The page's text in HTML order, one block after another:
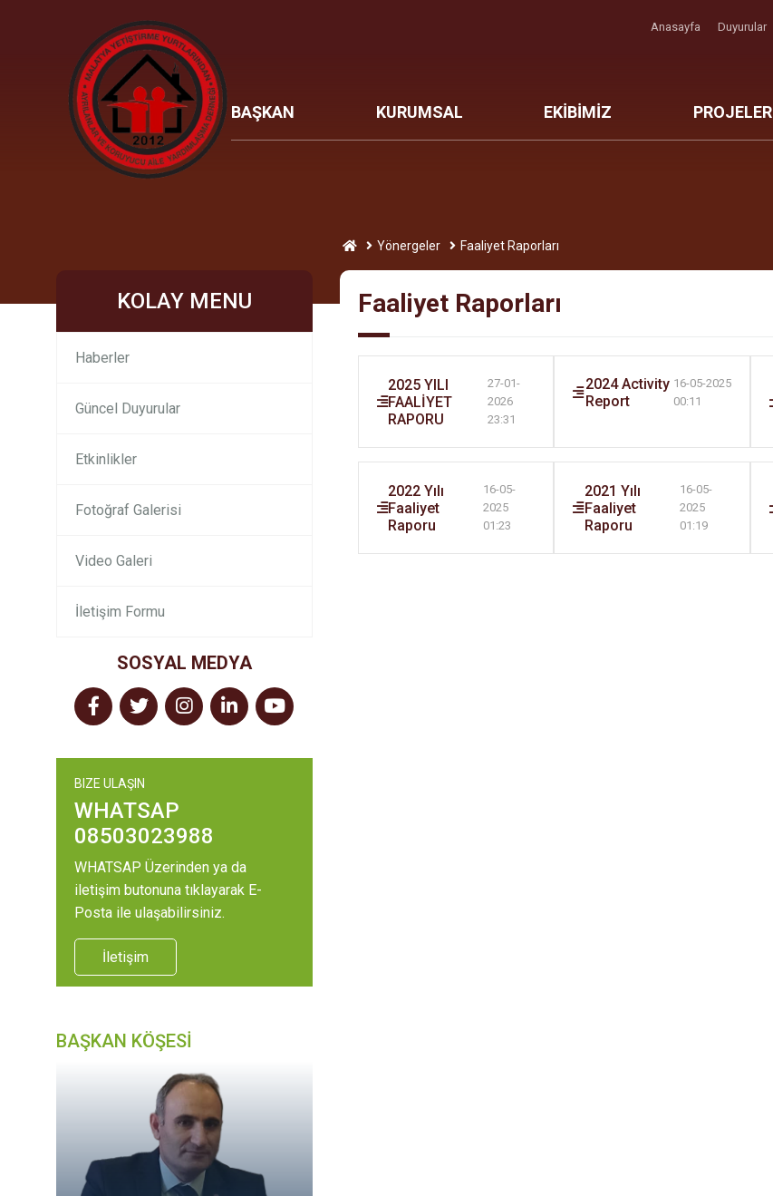
Anasayfa Duyurular
BAŞKAN KURUMSAL EKİBİMİZ PROJELER
Yönergeler Faaliyet Raporları
KOLAY MENU
Haberler
Güncel Duyurular
Etkinlikler
Fotoğraf Galerisi
Video Galeri
İletişim Formu
SOSYAL MEDYA
BIZE ULAŞIN
WHATSAP
08503023988
WHATSAP Üzerinden ya da
iletişim butonuna tıklayarak E-
Posta ile ulaşabilirsiniz.
İletişim
BAŞKAN KÖŞESİ
Faaliyet Raporları
2025 YILI
FAALİYET
RAPORU
27-01-
2026
23:31
2024 Activity
Report
16-05-2025
00:11
2022 Yılı
Faaliyet
Raporu
16-05-
2025
01:23
2021 Yılı
Faaliyet
Raporu
16-05-
2025
01:19